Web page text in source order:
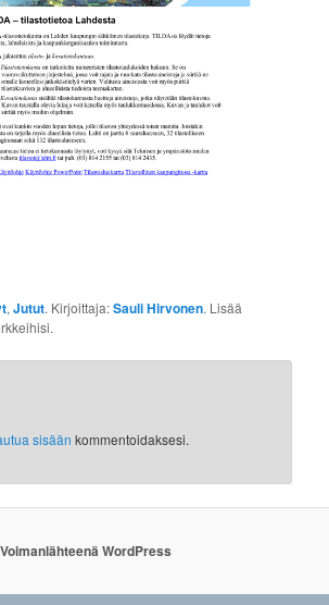
,Jutut. Kirjoittaja:Sauli Hirvonen. Lisää
sisään kommentoidaksesi.
Voimanlähteenä WordPress